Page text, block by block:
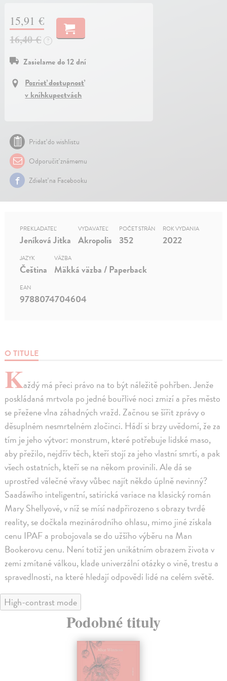
15,91 €
16,40 €
?
Zasielame do 12 dní
Pozrieť dostupnosť
v kníhkupectvách
Pridať do wishlistu
Odporučiť známemu
Zdielať na Facebooku
O TITULE
Každý má přeci právo na to být náležitě pohřben. Jenže
poskládaná mrtvola po jedné bouřlivé noci zmizí a přes město
se přežene vlna záhadných vražd. Začnou se šířit zprávy o
děsuplném nesmrtelném zločinci. Hádí si brzy uvědomí, že za
tím je jeho výtvor: monstrum, které potřebuje lidské maso,
aby přežilo, nejdřív těch, kteří stojí za jeho vlastní smrtí, a pak
všech ostatních, kteří se na někom provinili. Ale dá se
uprostřed válečné vřavy vůbec najít někdo úplně nevinný?
Saadáwího inteligentní, satirická variace na klasický román
Mary Shellyové, v níž se mísí nadpřirozeno s obrazy tvrdé
reality, se dočkala mezinárodního ohlasu, mimo jiné získala
cenu IPAF a probojovala se do užšího výběru na Man
Bookerovu cenu. Není totiž jen unikátním obrazem života v
zemi zmítané válkou, klade univerzální otázky o vině, trestu a
spravedlnosti, na které hledají odpovědi lidé na celém světě.
PREKLADATEĽ
Jeníková Jitka
VYDAVATEĽ
Akropolis
POČET STRÁN
352
ROK VYDANIA
2022
JAZYK
Čeština
VÄZBA
Mäkká väzba / Paperback
EAN
9788074704604
High-contrast mode
Podobné tituly